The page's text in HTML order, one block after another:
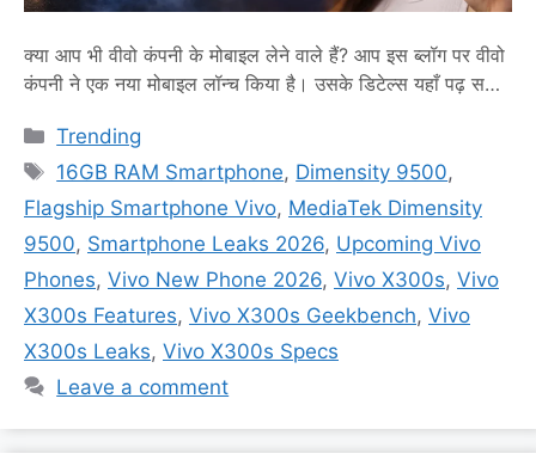
क्या आप भी वीवो कंपनी के मोबाइल लेने वाले हैं? आप इस ब्लॉग पर वीवो
कंपनी ने एक नया मोबाइल लॉन्च किया है। उसके डिटेल्स यहाँ पढ़ सकते
Ultra की लॉन्चिंग डेट कन्फर्म की है। ये मोबाइल फ़ोन मार्च 30 को
लांच होगा। इससे …Read more
Categories
Trending
Tags
16GB RAM Smartphone, Dimensity 9500,
Flagship Smartphone Vivo, MediaTek Dimensity
9500, Smartphone Leaks 2026, Upcoming Vivo
Phones, Vivo New Phone 2026, Vivo X300s, Vivo
X300s Features, Vivo X300s Geekbench, Vivo
X300s Leaks, Vivo X300s Specs
Leave a comment